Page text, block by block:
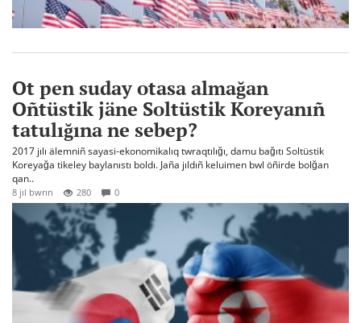
Ot pen suday otasa almağan
Oñtüstik jäne Soltüstik Koreyanıñ
tatulığına ne sebep?
2017 jılı älemniñ sayasi-ekonomikalıq twraqtılığı, damu bağıtı Soltüstik
Koreyağa tikeley baylanıstı boldı. Jaña jıldıñ keluimen bwl öñirde bolğan
qan..
8 jıl bwrın 280 0